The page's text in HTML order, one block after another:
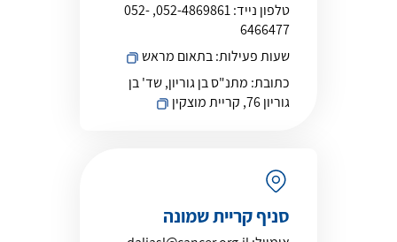
טלפון נייד:
052-4869861, 052-
6466477
שעות פעילות:בתאום מראש
כתובת: מתנ"ס בן גוריון, שד' בן
גוריון 76, קריית מוצקין
סניף קריית שמונה